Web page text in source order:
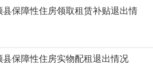
县保障性住房领取租赁补贴退出情
县保障性住房实物配租退出情况